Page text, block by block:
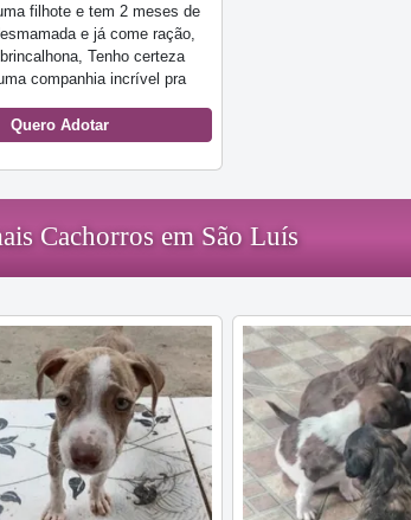
filhote e tem 2 meses de
e já come ração,
Tenho certeza
companhia incrível pra
Quero Adotar
Cachorros em São Luís